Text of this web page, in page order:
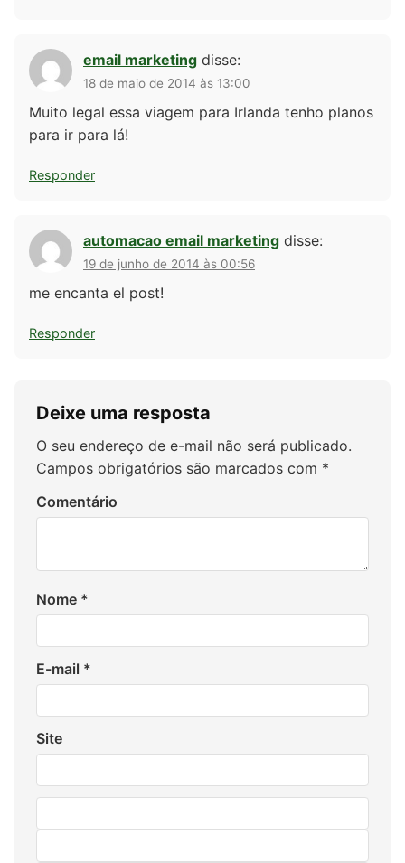
email marketing disse:
18 de maio de 2014 às 13:00
Muito legal essa viagem para Irlanda tenho planos
para ir para lá!
Responder
automacao email marketing disse:
19 de junho de 2014 às 00:56
me encanta el post!
Responder
Deixe uma resposta
O seu endereço de e-mail não será publicado.
Campos obrigatórios são marcados com *
Comentário
Nome *
E-mail *
Site